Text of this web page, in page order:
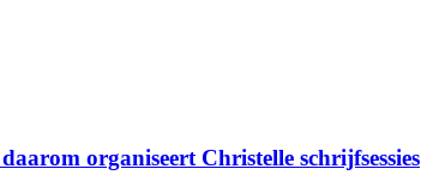
organiseert Christelle schrijfsessies